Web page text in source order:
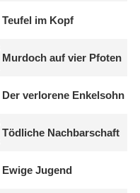
Teufel im Kopf
Murdoch auf vier Pfoten
Der verlorene Enkelsohn
Tödliche Nachbarschaft
Ewige Jugend